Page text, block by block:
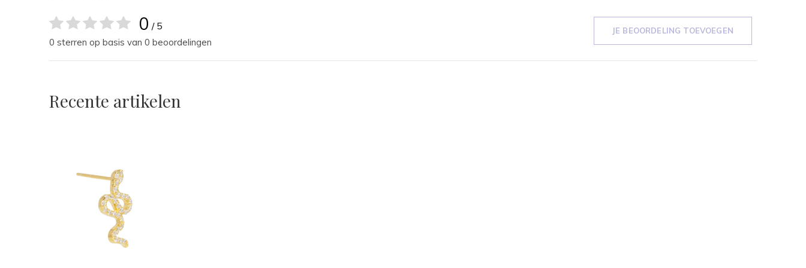
0 / 5
0 sterren op basis van 0 beoordelingen
JE BEOORDELING TOEVOEGEN
Recente artikelen